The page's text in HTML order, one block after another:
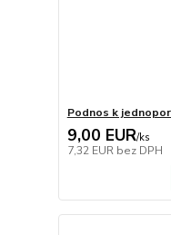
Podnos k
9,00 EUR/ks
7,32 EUR bez DPH